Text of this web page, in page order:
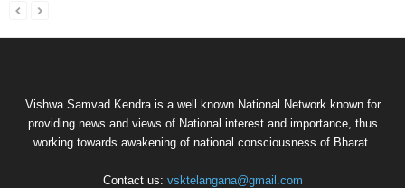
Vishwa Samvad Kendra is a well known National Network known for
providing news and views of National interest and importance, thus
working towards awakening of national consciousness of Bharat.
Contact us: vsktelangana@gmail.com